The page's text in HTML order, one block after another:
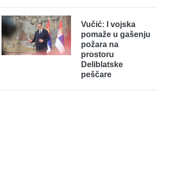
Vučić: I vojska
pomaže u gašenju
požara na
prostoru
Deliblatske
peščare